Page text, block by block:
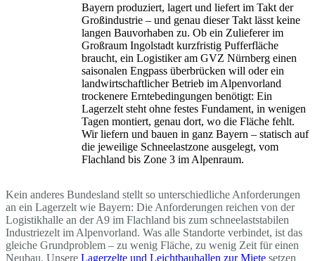
Bayern produziert, lagert und liefert im Takt der
Großindustrie – und genau dieser Takt lässt keine
langen Bauvorhaben zu. Ob ein Zulieferer im
Großraum Ingolstadt kurzfristig Pufferfläche
braucht, ein Logistiker am GVZ Nürnberg einen
saisonalen Engpass überbrücken will oder ein
landwirtschaftlicher Betrieb im Alpenvorland
trockenere Erntebedingungen benötigt: Ein
Lagerzelt steht ohne festes Fundament, in wenigen
Tagen montiert, genau dort, wo die Fläche fehlt.
Wir liefern und bauen in ganz Bayern – statisch auf
die jeweilige Schneelastzone ausgelegt, vom
Flachland bis Zone 3 im Alpenraum.
Kein anderes Bundesland stellt so unterschiedliche Anforderungen
an ein Lagerzelt wie Bayern: Die Anforderungen reichen von der
Logistikhalle an der A9 im Flachland bis zum schneelaststabilen
Industriezelt im Alpenvorland. Was alle Standorte verbindet, ist das
gleiche Grundproblem – zu wenig Fläche, zu wenig Zeit für einen
Neubau. Unsere Lagerzelte und Leichtbauhallen zur Miete setzen